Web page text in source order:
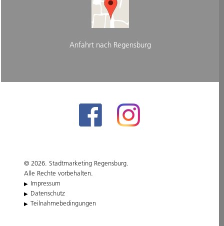
Anfahrt nach Regensburg
© 2026. Stadtmarketing Regensburg.
Alle Rechte vorbehalten.
Impressum
Datenschutz
Teilnahmebedingungen